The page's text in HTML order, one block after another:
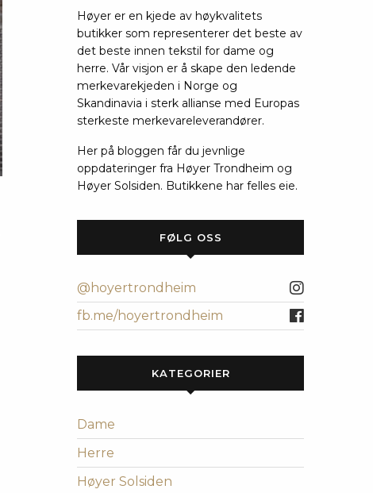
Høyer er en kjede av høykvalitets
butikker som representerer det beste av
det beste innen tekstil for dame og
herre. Vår visjon er å skape den ledende
merkevarekjeden i Norge og
Skandinavia i sterk allianse med Europas
sterkeste merkevareleverandører.
Her på bloggen får du jevnlige
oppdateringer fra Høyer Trondheim og
Høyer Solsiden. Butikkene har felles eie.
FØLG OSS
@hoyertrondheim
fb.me/hoyertrondheim
KATEGORIER
Dame
Herre
Høyer Solsiden